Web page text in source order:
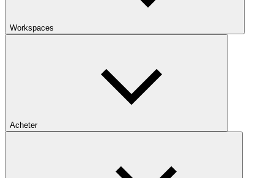
Workspaces
Acheter